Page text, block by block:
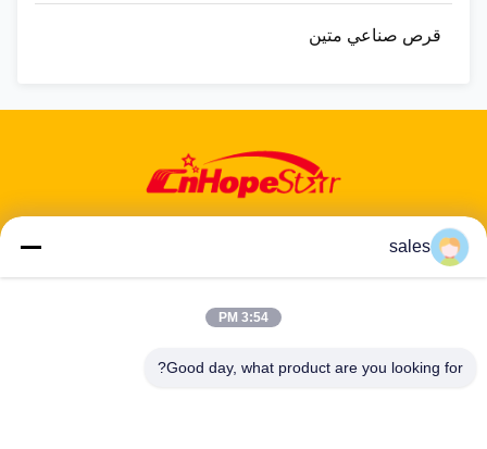
قرص صناعي متين
عنوان: 601-606، الطابق 6، المبنى E، حديقة يوانفين الصناعية، منطقة
هاتف:86-13424296897
sales
3:54 PM
Good day, what product are you looking for?